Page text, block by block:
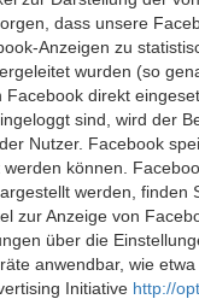
dass unsere
Anzeigen zu
wurden (so
direkt
sind, wird der
Nutzer. Facebook
können.
werden, finden
zur Anzeige von
über die
anwendbar, wie
Initiative http://